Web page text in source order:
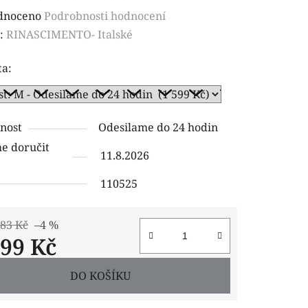
Podrobnosti hodnocení
RINASCIMENTO- Italské
Odesilame do 24 hodin
doručit
11.8.2026
110525
Kč –4 %
Kč
DO KOŠÍKU